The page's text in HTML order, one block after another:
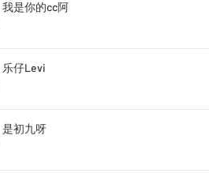
我是你的cc阿
乐仔Levi
是初九呀